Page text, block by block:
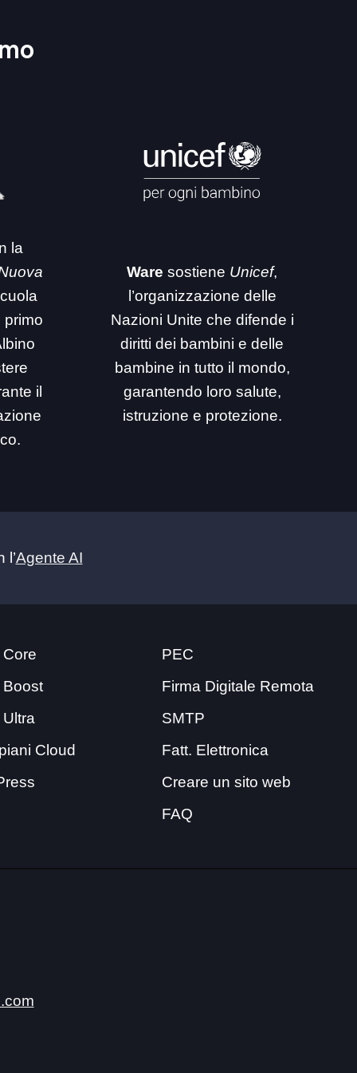
la
primo
il
Ware sostiene Unicef,
l’organizzazione delle
Nazioni Unite che difende i
diritti dei bambini e delle
bambine in tutto il mondo,
garantendo loro salute,
istruzione e protezione.
l’Agente AI
Cloud
PEC
Firma Digitale Remota
SMTP
Fatt. Elettronica
Creare un sito web
FAQ